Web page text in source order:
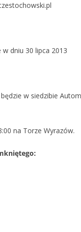
w dniu 30 lipca 2013
w siedzibie
na Torze Wyrazów.